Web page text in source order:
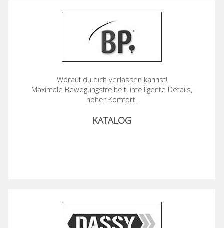
Worauf du dich verlassen kannst!
Maximale Bewegungsfreiheit, intelligente Details,
hoher Komfort.
KATALOG